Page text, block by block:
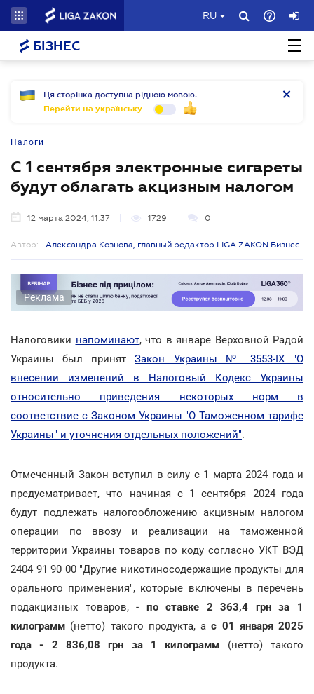
RU
БІЗНЕС
Ця сторінка доступна рідною мовою.
Перейти на українську
Налоги
С 1 сентября электронные сигареты
будут облагать акцизным налогом
12 марта 2024, 11:37 1729 0
Автор: Александра Кознова, главный редактор LIGA ZAKON Бизнес
Реклама
Налоговики напоминают, что в январе Верховной Радой
Украины был принятЗакон Украины № 3553-ІХ "О
внесении изменений в Налоговый Кодекс Украины
относительно приведения некоторых норм в
соответствие с Законом Украины "О Таможенном тарифе
Украины" и уточнения отдельных положений".
Отмеченный Закон вступил в силу с 1 марта 2024 года и
предусматривает, что начиная с 1 сентября 2024 года
будут подлежать налогообложению акцизным налогом
операции по ввозу и реализации на таможенной
территории Украины товаров по коду согласно УКТ ВЭД
2404 91 90 00 "Другие никотиносодержащие продукты для
орального применения", которые включены в перечень
подакцизных товаров, - по ставке 2 363,4 грн за 1
килограмм (нетто) такого продукта, ас 01 января 2025
года - 2 836,08 грн за 1 килограмм (нетто) такого
продукта.